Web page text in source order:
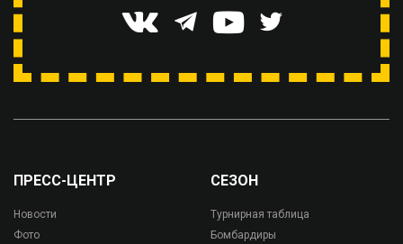
ПРЕСС-ЦЕНТР
Новости
Фото
СЕЗОН
Турнирная таблица
Бомбардиры